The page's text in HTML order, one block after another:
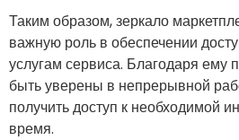
Таким образом, зеркало
важную роль в обеспечении
услугам сервиса. Благодаря ему
быть уверены в непрерывной
получить доступ к необходимой
время.